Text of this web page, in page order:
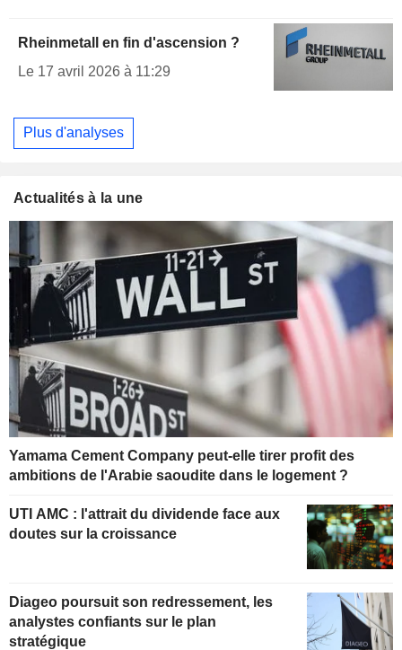
Rheinmetall en fin d'ascension ?
Le 17 avril 2026 à 11:29
Plus d'analyses
Actualités à la une
Yamama Cement Company peut-elle tirer profit des
ambitions de l'Arabie saoudite dans le logement ?
UTI AMC : l'attrait du dividende face aux
doutes sur la croissance
Diageo poursuit son redressement, les
analystes confiants sur le plan
stratégique